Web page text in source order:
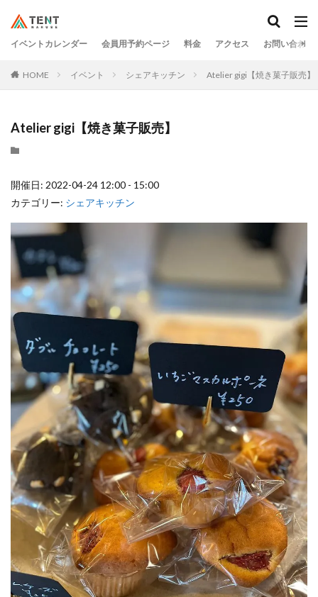
イベントカレンダー 会員用予約ページ 料金 アクセス お問い合わせ
HOME イベント シェアキッチン Atelier gigi【焼き菓子販売】
Atelier gigi【焼き菓子販売】
開催日: 2022-04-24 12:00 - 15:00
カテゴリー: シェアキッチン